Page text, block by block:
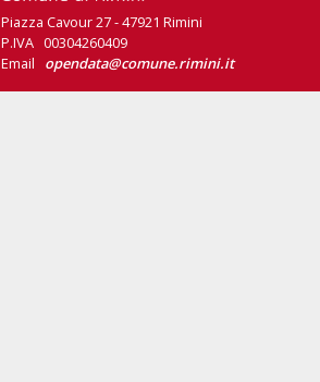
Piazza Cavour 27 - 47921 Rimini
P.IVA 00304260409
Email opendata@comune.rimini.it